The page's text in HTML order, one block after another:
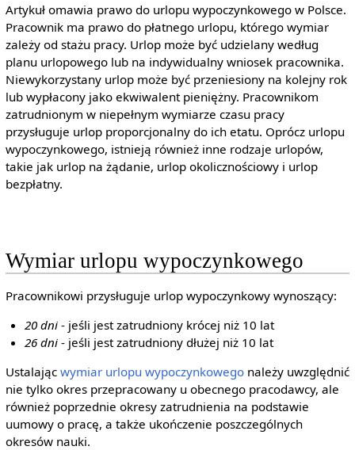
Artykuł omawia prawo do urlopu wypoczynkowego w Polsce.
Pracownik ma prawo do płatnego urlopu, którego wymiar
zależy od stażu pracy. Urlop może być udzielany według
planu urlopowego lub na indywidualny wniosek pracownika.
Niewykorzystany urlop może być przeniesiony na kolejny rok
lub wypłacony jako ekwiwalent pieniężny. Pracownikom
zatrudnionym w niepełnym wymiarze czasu pracy
przysługuje urlop proporcjonalny do ich etatu. Oprócz urlopu
wypoczynkowego, istnieją również inne rodzaje urlopów,
takie jak urlop na żądanie, urlop okolicznościowy i urlop
bezpłatny.
Wymiar urlopu wypoczynkowego
Pracownikowi przysługuje urlop wypoczynkowy wynoszący:
20 dni - jeśli jest zatrudniony krócej niż 10 lat
26 dni - jeśli jest zatrudniony dłużej niż 10 lat
Ustalając wymiar urlopu wypoczynkowegonależy uwzględnić
nie tylko okres przepracowany u obecnego pracodawcy, ale
również poprzednie okresy zatrudnienia na podstawie
uumowy o pracę, a także ukończenie poszczególnych
okresów nauki.